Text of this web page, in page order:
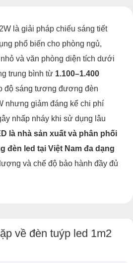
là giải pháp chiếu sáng tiết
phổ biến cho phòng ngủ,
và văn phòng diện tích dưới
trung bình từ 1.100–1.400
độ sáng tương đương đèn
nhưng giảm đáng kể chi phí
nhấp nháy khi sử dụng lâu
là nhà sản xuất và phân phối
đèn led tại Việt Nam đa dạng
và chế độ bảo hành đầy đủ
về đèn tuýp led 1m2